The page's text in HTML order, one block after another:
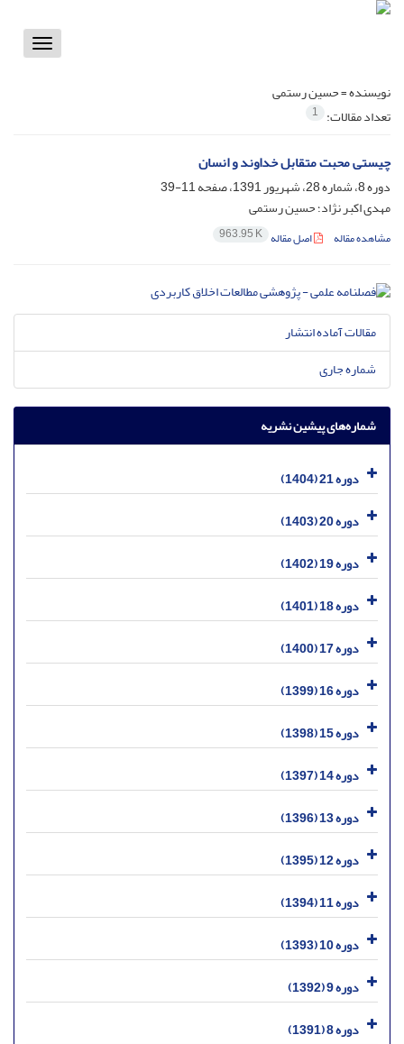
Toggle
نویسنده =حسین رستمی
تعداد مقالات: 1
چیستی محبت متقابل خداوند و انسان
دوره 8، شماره 28، شهریور 1391، صفحه
11-39
مهدی اکبر نژاد؛ حسین رستمی
مشاهده مقاله اصل مقاله 963.95 K
مقالات آماده انتشار
شماره جاری
شماره‌های پیشین نشریه
دوره 21 (1404)
دوره 20 (1403)
دوره 19 (1402)
دوره 18 (1401)
دوره 17 (1400)
دوره 16 (1399)
دوره 15 (1398)
دوره 14 (1397)
دوره 13 (1396)
دوره 12 (1395)
دوره 11 (1394)
دوره 10 (1393)
دوره 9 (1392)
دوره 8 (1391)